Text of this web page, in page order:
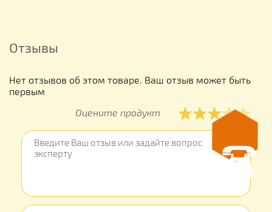
Отзывы
Нет отзывов об этом товаре. Ваш отзыв может быть
первым
Оцените продукт